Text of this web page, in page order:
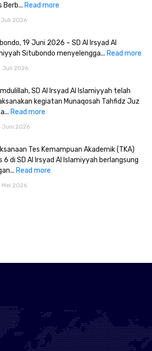
Berb... Read more
2026
19 Juni 2026 – SD Al Irsyad Al
Situbondo menyelengga... Read more
2026
SD Al Irsyad Al Islamiyyah telah
kegiatan Munaqosah Tahfidz Juz
Read more
2026
Tes Kemampuan Akademik (TKA)
6 di SD Al Irsyad Al Islamiyyah berlangsung
Read more
2026